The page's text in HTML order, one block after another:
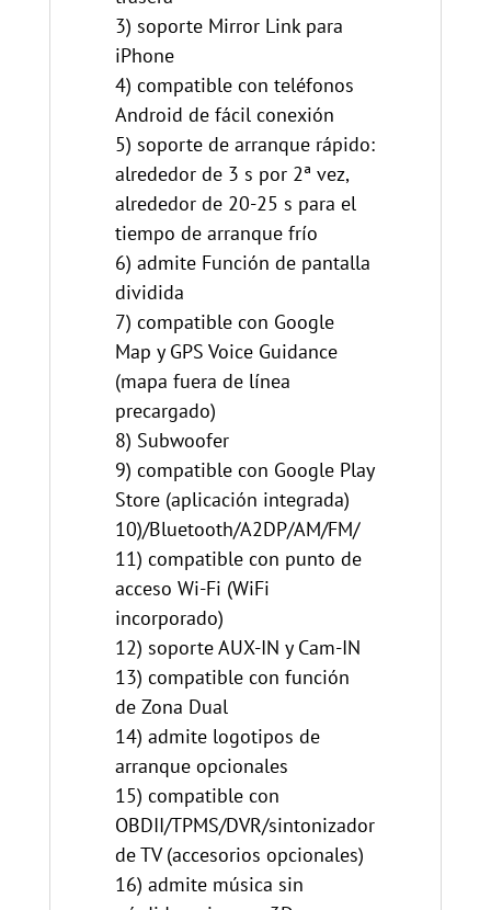
3) soporte Mirror Link para
iPhone
4) compatible con teléfonos
Android de fácil conexión
5) soporte de arranque rápido:
alrededor de 3 s por 2ª vez,
alrededor de 20-25 s para el
tiempo de arranque frío
6) admite Función de pantalla
dividida
7) compatible con Google
Map y GPS Voice Guidance
(mapa fuera de línea
precargado)
8) Subwoofer
9) compatible con Google Play
Store (aplicación integrada)
10)/Bluetooth/A2DP/AM/FM/
11) compatible con punto de
acceso Wi-Fi (WiFi
incorporado)
12) soporte AUX-IN y Cam-IN
13) compatible con función
de Zona Dual
14) admite logotipos de
arranque opcionales
15) compatible con
OBDII/TPMS/DVR/sintonizador
de TV (accesorios opcionales)
16) admite música sin